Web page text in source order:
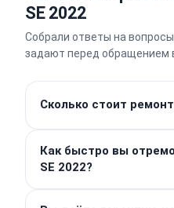
SE 2022
Собрали ответы на
задают перед обращением
Сколько стоит
рассчитывается
конкретной
сумму вы узнаете после
Как быстро вы
SE 2022?